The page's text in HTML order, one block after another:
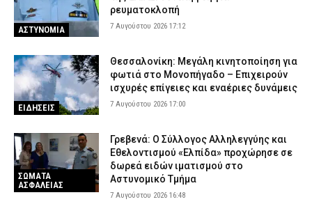
ΑΣΤΥΝΟΜΙΑ
ρευματοκλοπή
7 Αυγούστου 2026 17:12
ΕΙΔΗΣΕΙΣ
Θεσσαλονίκη: Μεγάλη κινητοποίηση για
φωτιά στο Μονοπήγαδο – Επιχειρούν
ισχυρές επίγειες και εναέριες δυνάμεις
7 Αυγούστου 2026 17:00
ΣΩΜΑΤΑ
ΑΣΦΑΛΕΙΑΣ
Γρεβενά: Ο Σύλλογος Αλληλεγγύης και
Εθελοντισμού «Ελπίδα» προχώρησε σε
δωρεά ειδών ιματισμού στο
Αστυνομικό Τμήμα
7 Αυγούστου 2026 16:48